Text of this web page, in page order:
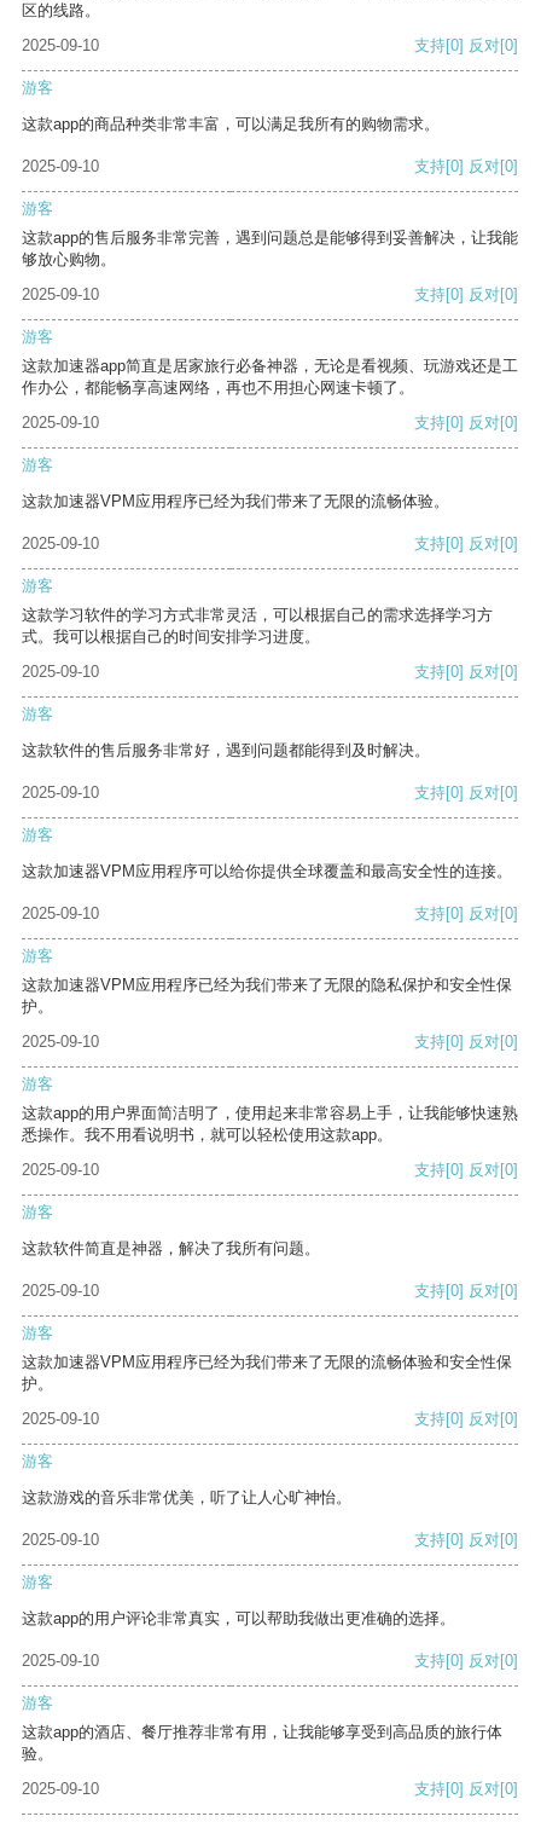
区的线路。
2025-09-10
支持[0] 反对[0]
游客
这款app的商品种类非常丰富，可以满足我所有的购物需求。
2025-09-10 支持[0] 反对[0]
游客
这款app的售后服务非常完善，遇到问题总是能够得到妥善解决，让我能
够放心购物。
2025-09-10
支持[0] 反对[0]
游客
这款加速器app简直是居家旅行必备神器，无论是看视频、玩游戏还是工
作办公，都能畅享高速网络，再也不用担心网速卡顿了。
2025-09-10
支持[0] 反对[0]
游客
这款加速器VPM应用程序已经为我们带来了无限的流畅体验。
2025-09-10 支持[0] 反对[0]
游客
这款学习软件的学习方式非常灵活，可以根据自己的需求选择学习方
式。我可以根据自己的时间安排学习进度。
2025-09-10
支持[0] 反对[0]
游客
这款软件的售后服务非常好，遇到问题都能得到及时解决。
2025-09-10 支持[0] 反对[0]
游客
这款加速器VPM应用程序可以给你提供全球覆盖和最高安全性的连接。
2025-09-10 支持[0] 反对[0]
游客
这款加速器VPM应用程序已经为我们带来了无限的隐私保护和安全性保
护。
2025-09-10
支持[0] 反对[0]
游客
这款app的用户界面简洁明了，使用起来非常容易上手，让我能够快速熟
悉操作。我不用看说明书，就可以轻松使用这款app。
2025-09-10
支持[0] 反对[0]
游客
这款软件简直是神器，解决了我所有问题。
2025-09-10 支持[0] 反对[0]
游客
这款加速器VPM应用程序已经为我们带来了无限的流畅体验和安全性保
护。
2025-09-10
支持[0] 反对[0]
游客
这款游戏的音乐非常优美，听了让人心旷神怡。
2025-09-10 支持[0] 反对[0]
游客
这款app的用户评论非常真实，可以帮助我做出更准确的选择。
2025-09-10 支持[0] 反对[0]
游客
这款app的酒店、餐厅推荐非常有用，让我能够享受到高品质的旅行体
验。
2025-09-10
支持[0] 反对[0]